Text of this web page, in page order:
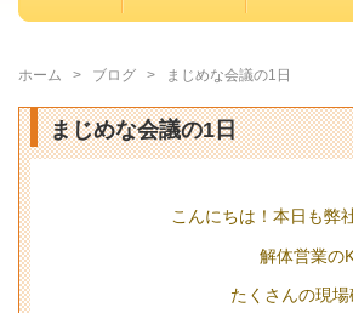
ホーム > ブログ > まじめな会議の1日
まじめな会議の1日
こんにちは！本日も弊
解体営業の
たくさんの現